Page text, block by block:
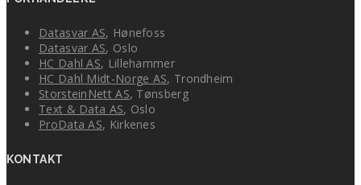
Datasvar AS, Hønefoss
Datasvar AS, Oslo
HC Dahl AS, Lillehammer
HC Dahl Midt-Norge AS, Trondheim
StorsteinNett AS, Tønsberg
Text & Data AS, Oslo
ProData AS, Kirkenes
KONTAKT